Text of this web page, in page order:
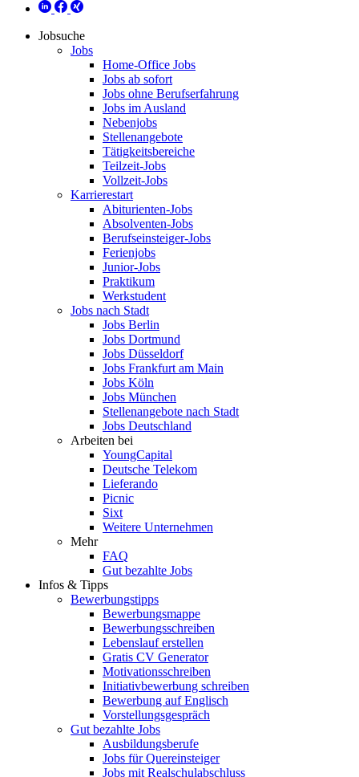
Jobsuche
Jobs
Home-Office Jobs
Jobs ab sofort
Jobs ohne Berufserfahrung
Jobs im Ausland
Nebenjobs
Stellenangebote
Tätigkeitsbereiche
Teilzeit-Jobs
Vollzeit-Jobs
Karrierestart
Abiturienten-Jobs
Absolventen-Jobs
Berufseinsteiger-Jobs
Ferienjobs
Junior-Jobs
Praktikum
Werkstudent
Jobs nach Stadt
Jobs Berlin
Jobs Dortmund
Jobs Düsseldorf
Jobs Frankfurt am Main
Jobs Köln
Jobs München
Stellenangebote nach Stadt
Jobs Deutschland
Arbeiten bei
YoungCapital
Deutsche Telekom
Lieferando
Picnic
Sixt
Weitere Unternehmen
Mehr
FAQ
Gut bezahlte Jobs
Infos & Tipps
Bewerbungstipps
Bewerbungsmappe
Bewerbungsschreiben
Lebenslauf erstellen
Gratis CV Generator
Motivationsschreiben
Initiativbewerbung schreiben
Bewerbung auf Englisch
Vorstellungsgespräch
Gut bezahlte Jobs
Ausbildungsberufe
Jobs für Quereinsteiger
Jobs mit Realschulabschluss